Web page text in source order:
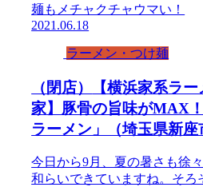
麺もメチャクチャウマい！
2021.06.18
ラーメン・つけ麺
（閉店）
【横浜家系ラ
家】豚骨の旨味がMAX
ラーメン」（埼玉県新座
今日から9月、夏の暑さも徐
和らいできていますね。そろ